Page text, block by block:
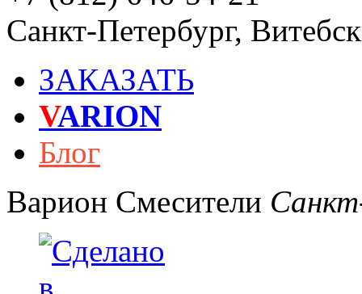
Санкт-Петербург,
ЗАКАЗАТЬ
VARION
Блог
Варион Смесители